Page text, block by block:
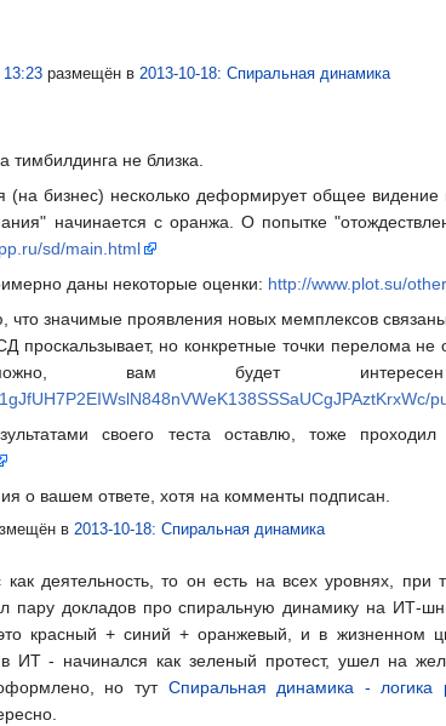
13:23 размещён в 2013-10-18: Спиральная динамика
тимбилдинга не близка.
бизнес) несколько деформирует общее
начинается с оранжа. О попытке
sd/main.html
даны некоторые оценки: http://www.plot.su/
значимые проявления новых мемплексов
проскальзывает, но конкретные точки перелома
вам будет
своего теста оставлю, тоже
о вашем ответе, хотя на комменты подписан.
в 2013-10-18: Спиральная динамика
как деятельность, то он есть на всех уровнях,
пару докладов про спиральную динамику на ИТ-
красный + синий + оранжевый, и в жизненном
ИТ - начинался как зеленый протест, ушел на
но тут Спиральная динамика - логика